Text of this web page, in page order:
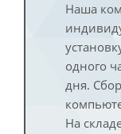
Наша
одного
дня.
На